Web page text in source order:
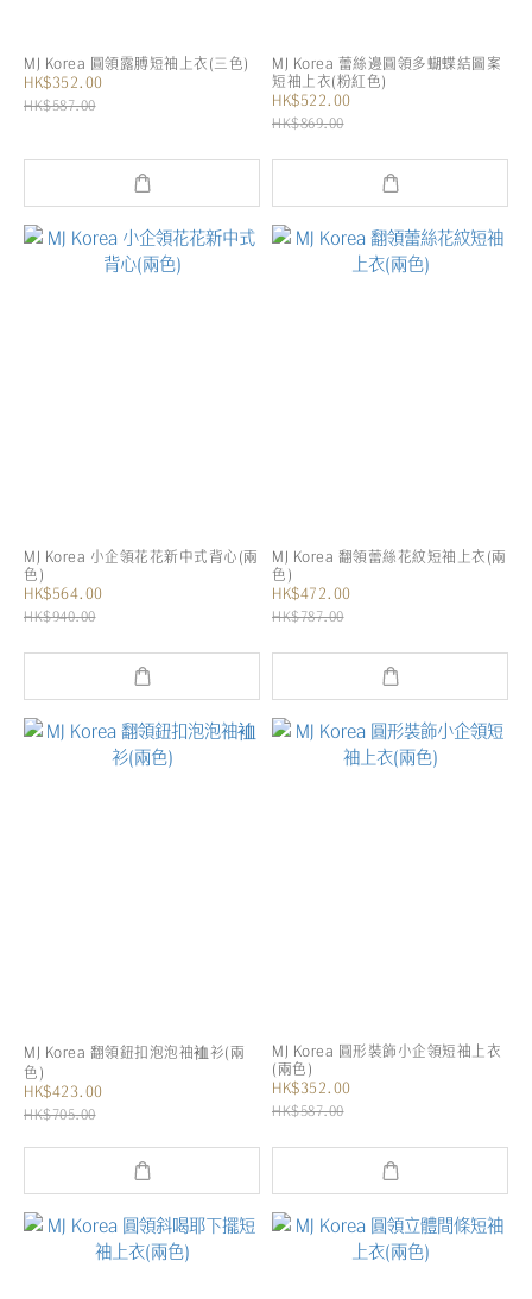
MJ Korea 圓領露膊短袖上衣(三色)
HK$352.00
HK$587.00
MJ Korea 蕾絲邊圓領多蝴蝶結圖案
短袖上衣(粉紅色)
HK$522.00
HK$869.00
MJ Korea 小企領花花新中式背心(兩
色)
HK$564.00
HK$940.00
MJ Korea 翻領蕾絲花紋短袖上衣(兩
色)
HK$472.00
HK$787.00
MJ Korea 翻領鈕扣泡泡袖裇衫(兩
色)
HK$423.00
HK$705.00
MJ Korea 圓形裝飾小企領短袖上衣
(兩色)
HK$352.00
HK$587.00